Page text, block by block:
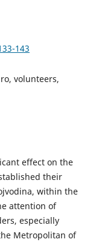
143
volunteers,
effect on the
their
within the
attention of
especially
Metropolitan of